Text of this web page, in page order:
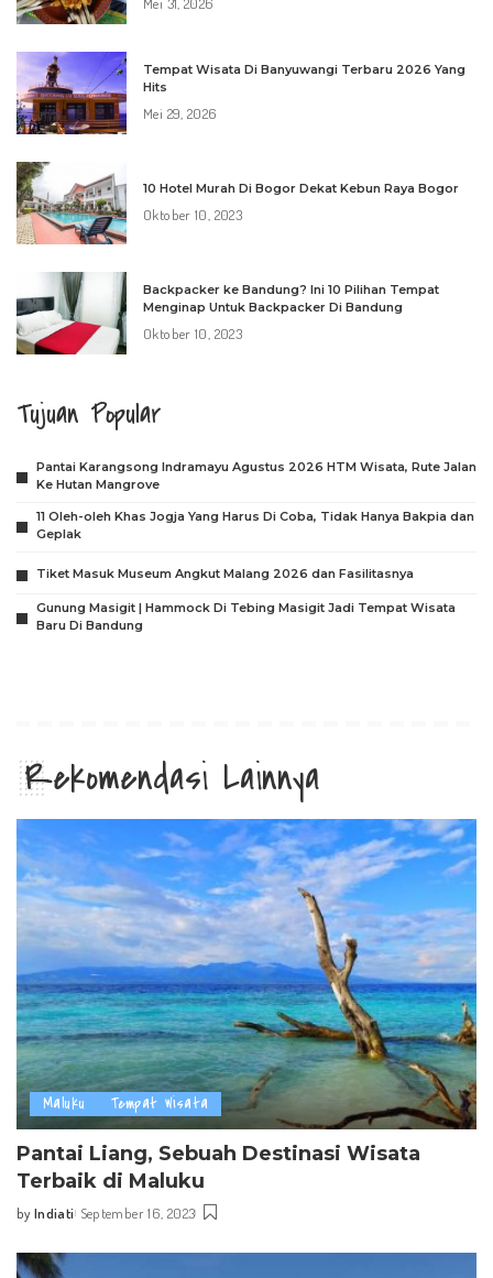
Tempat Wisata Di Banyuwangi Terbaru 2026 Yang
Hits
Mei 29, 2026
10 Hotel Murah Di Bogor Dekat Kebun Raya Bogor
Oktober 10, 2023
Backpacker ke Bandung? Ini 10 Pilihan Tempat
Menginap Untuk Backpacker Di Bandung
Oktober 10, 2023
Tujuan Popular
Pantai Karangsong Indramayu Agustus 2026 HTM Wisata, Rute Jalan
Ke Hutan Mangrove
11 Oleh-oleh Khas Jogja Yang Harus Di Coba, Tidak Hanya Bakpia dan
Geplak
Tiket Masuk Museum Angkut Malang 2026 dan Fasilitasnya
Gunung Masigit | Hammock Di Tebing Masigit Jadi Tempat Wisata
Baru Di Bandung
Rekomendasi Lainnya
Maluku Tempat Wisata
Pantai Liang, Sebuah Destinasi Wisata
Terbaik di Maluku
Posted
by Indiati September 16, 2023